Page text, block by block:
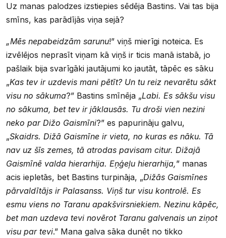
Uz manas palodzes izstiepies sēdēja Bastins. Vai tas bija
smīns, kas parādījās viņa sejā?
„Mēs nepabeidzām sarunu!” viņš mierīgi noteica. Es
izvēlējos neprasīt viņam kā viņš ir ticis manā istabā, jo
pašlaik bija svarīgāki jautājumi ko jautāt, tāpēc es sāku
„Kas tev ir uzdevis mani pētīt? Un tu reiz nevarētu sākt
visu no sākuma?” Bastins smīnēja „Labi. Es sākšu visu
no sākuma, bet tev ir jāklausās. Tu droši vien nezini
neko par Dižo Gaismīni?” es papurināju galvu,
„Skaidrs. Dižā Gaismīne ir vieta, no kuras es nāku. Tā
nav uz šīs zemes, tā atrodas pavisam citur. Dižajā
Gaismīnē valda hierarhija. Eņģeļu hierarhija,” manas
acis iepletās, bet Bastins turpināja, „Dižās Gaismīnes
pārvaldītājs ir Palasanss. Viņš tur visu kontrolē. Es
esmu viens no Taranu apakšvirsniekiem. Nezinu kāpēc,
bet man uzdeva tevi novērot Taranu galvenais un ziņot
visu par tevi.” Mana galva sāka dunēt no tikko